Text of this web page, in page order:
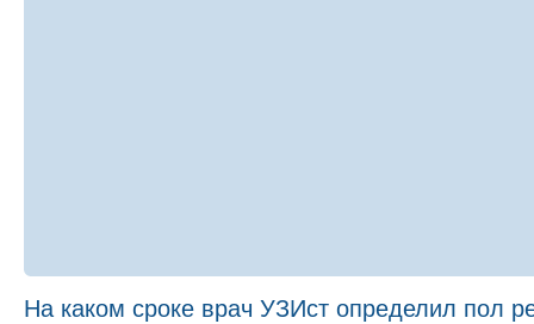
На каком сроке врач УЗИст определил пол